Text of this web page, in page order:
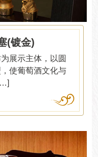
(镀金)
展示主体，以圆
使葡萄酒文化与